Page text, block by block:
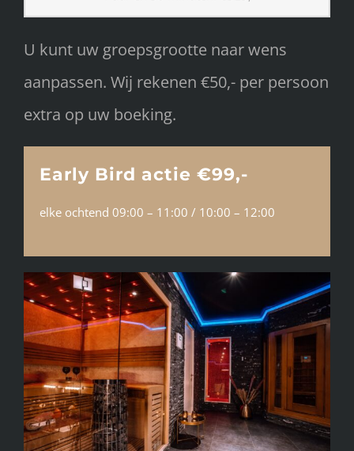
U kunt uw groepsgrootte naar wens
aanpassen. Wij rekenen €50,- per persoon
extra op uw boeking.
Early Bird actie €99,-
elke ochtend 09:00 – 11:00 / 10:00 – 12:00